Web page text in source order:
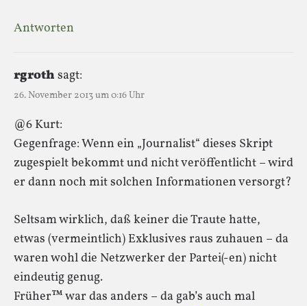
Antworten
rgroth sagt:
26. November 2013 um 0:16 Uhr
@6 Kurt:
Gegenfrage: Wenn ein „Journalist“ dieses Skript
zugespielt bekommt und nicht veröffentlicht – wird
er dann noch mit solchen Informationen versorgt?
Seltsam wirklich, daß keiner die Traute hatte,
etwas (vermeintlich) Exklusives raus zuhauen – da
waren wohl die Netzwerker der Partei(-en) nicht
eindeutig genug.
Früher™ war das anders – da gab’s auch mal